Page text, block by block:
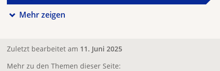
Mehr zeigen
Zuletzt bearbeitet am 11. Juni 2025
Mehr zu den Themen dieser Seite: